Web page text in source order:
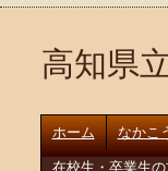
高知県
ホーム なかこ
在校生・卒業生